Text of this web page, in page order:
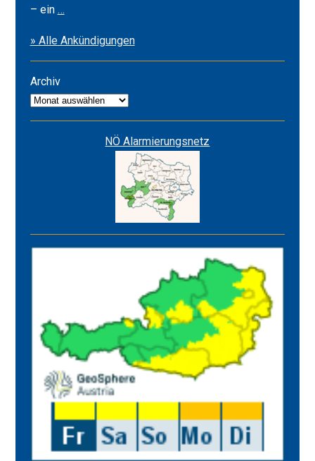
– ein …Frühlingsfest
&
Alarmstufe
» Alle Ankündigungen
Archiv
Archiv
NÖ Alarmierungsnetz